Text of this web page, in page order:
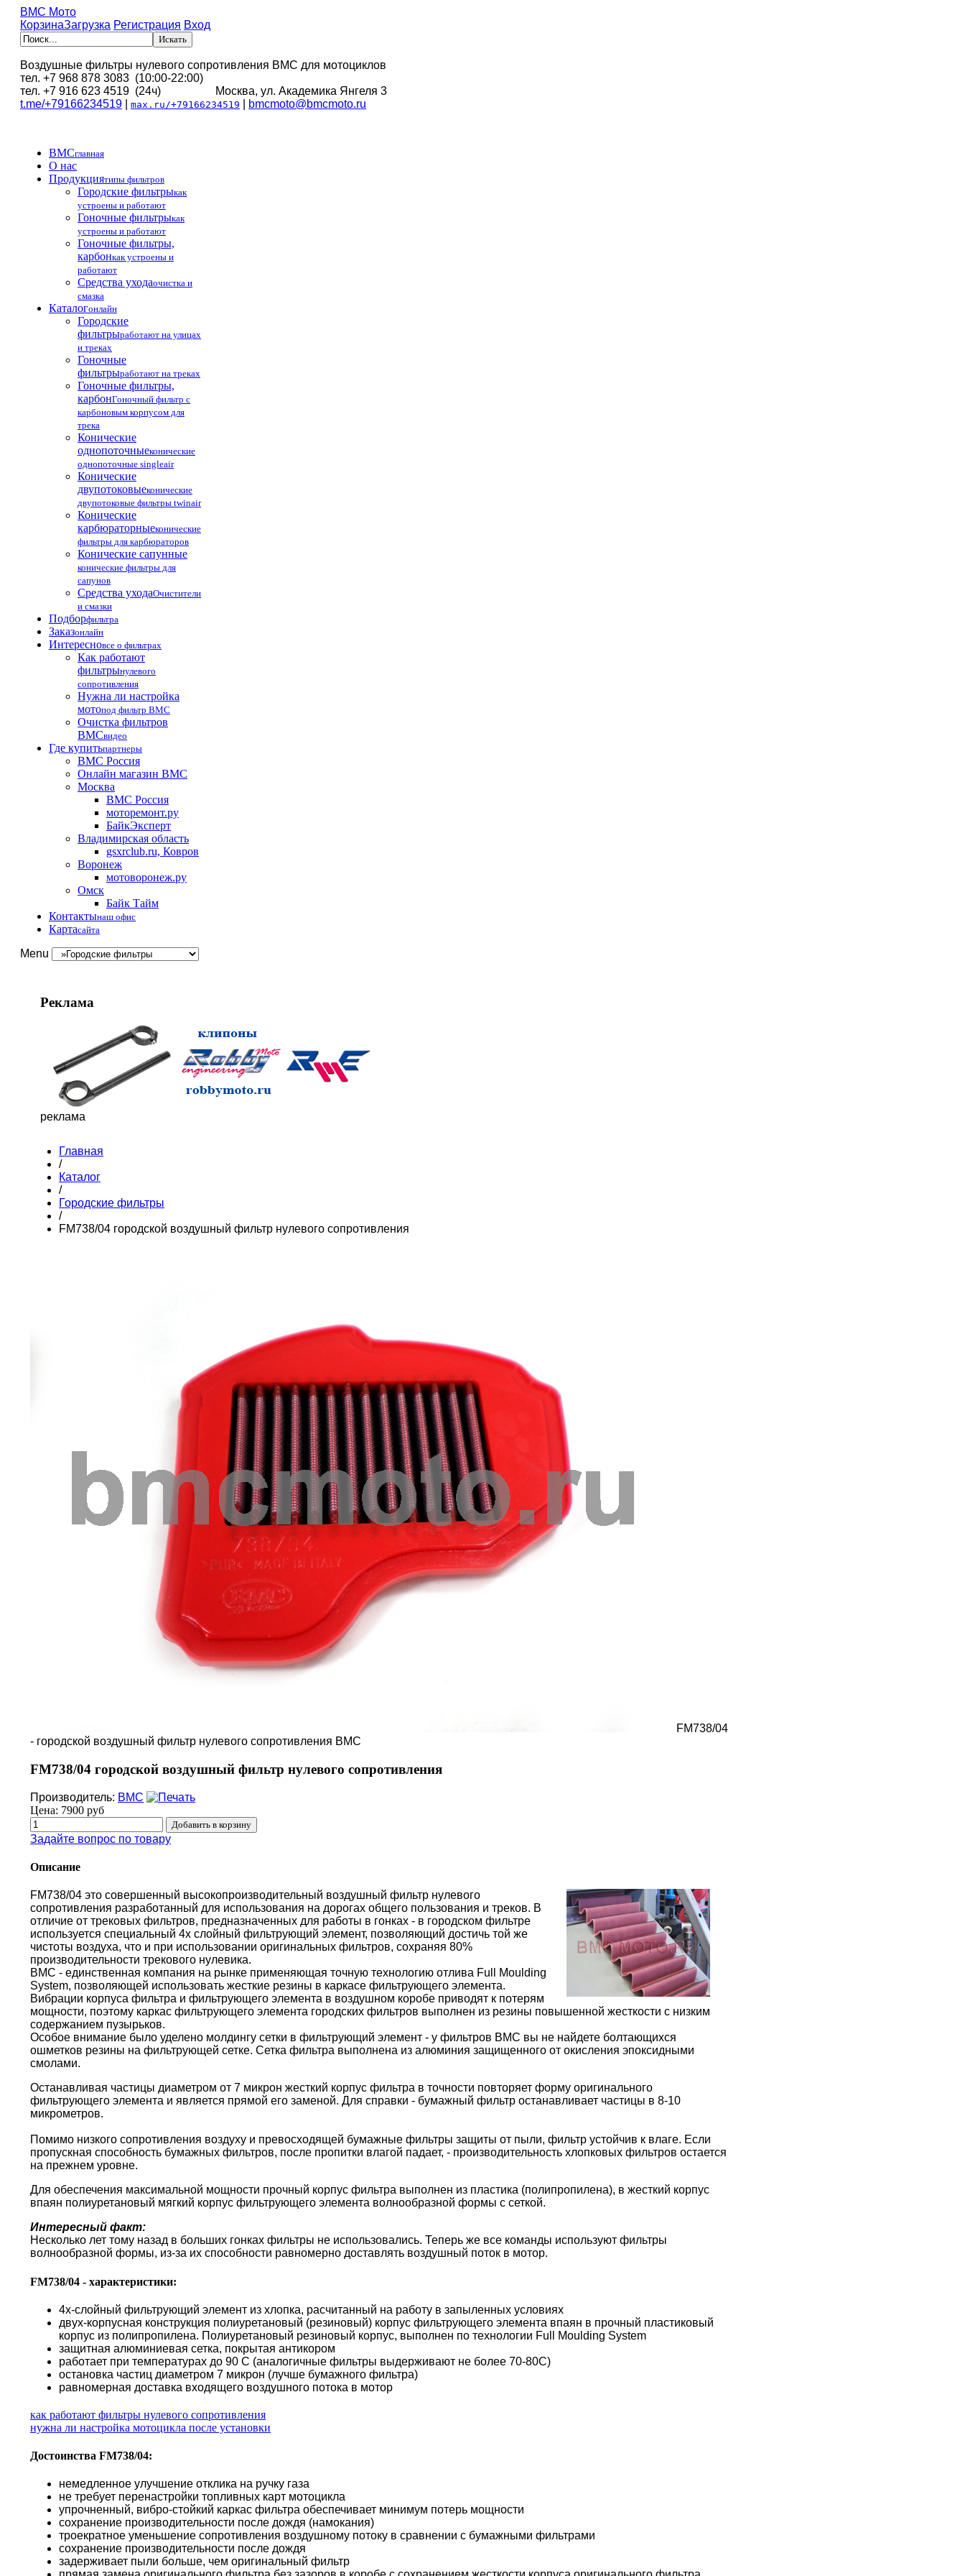
BMC Мото
КорзинаЗагрузка Регистрация Вход
Воздушные фильтры нулевого сопротивления BMC для мотоциклов
тел. +7 968 878 3083 (10:00-22:00)
тел. +7 916 623 4519 (24ч) Москва, ул. Академика Янгеля 3
t.me/+79166234519
max.ru/+79166234519 bmcmoto@bmcmoto.ru
BMCглавная
О нас
Продукциятипы фильтров
Городские фильтрыкак
устроены и работают
Гоночные фильтрыкак
устроены и работают
Гоночные фильтры,
карбонкак устроены и
работают
Средства уходаочистка и
смазка
Каталогонлайн
Городские
фильтрыработают на улицах
и треках
Гоночные
фильтрыработают на треках
Гоночные фильтры,
карбонГоночный фильтр с
карбоновым корпусом для
трека
Конические
однопоточныеконические
однопоточные singleair
Конические
двупотоковыеконические
двупотоковые фильтры twinair
Конические
карбюраторныеконические
фильтры для карбюраторов
Конические сапунные
конические фильтры для
сапунов
Средства уходаОчистители
и смазки
Подборфильтра
Заказонлайн
Интересновсе о фильтрах
Как работают
фильтрынулевого
сопротивления
Нужна ли настройка
мотопод фильтр BMC
Очистка фильтров
BMCвидео
Где купитьпартнеры
BMC Россия
Онлайн магазин BMC
Москва
BMC Россия
моторемонт.ру
БайкЭксперт
Владимирская область
gsxrclub.ru, Ковров
Воронеж
мотоворонеж.ру
Омск
Байк Тайм
Контактынаш офис
Картасайта
Menu
Реклама
реклама
Главная
/
Каталог
/
Городские фильтры
/
FM738/04 городской воздушный фильтр нулевого сопротивления
FM738/04
- городской воздушный фильтр нулевого сопротивления BMC
FM738/04 городской воздушный фильтр нулевого сопротивления
Производитель: BMC
Цена: 7900 руб
Задайте вопрос по товару
Описание
FM738/04 это совершенный высокопроизводительный воздушный фильтр нулевого
сопротивления разработанный для использования на дорогах общего пользования и треков. В
отличие от трековых фильтров, предназначенных для работы в гонках - в городском фильтре
используется специальный 4х слойный фильтрующий элемент, позволяющий достичь той же
чистоты воздуха, что и при использовании оригинальных фильтров, сохраняя 80%
производительности трекового нулевика.
BMC - единственная компания на рынке применяющая точную технологию отлива Full Moulding
System, позволяющей использовать жесткие резины в каркасе фильтрующего элемента.
Вибрации корпуса фильтра и фильтрующего элемента в воздушном коробе приводят к потерям
мощности, поэтому каркас фильтрующего элемента городских фильтров выполнен из резины повышенной жесткости с низким
содержанием пузырьков.
Особое внимание было уделено молдингу сетки в фильтрующий элемент - у фильтров BMC вы не найдете болтающихся
ошметков резины на фильтрующей сетке. Сетка фильтра выполнена из алюминия защищенного от окисления эпоксидными
смолами.
Останавливая частицы диаметром от 7 микрон жесткий корпус фильтра в точности повторяет форму оригинального
фильтрующего элемента и является прямой его заменой. Для справки - бумажный фильтр останавливает частицы в 8-10
микрометров.
Помимо низкого сопротивления воздуху и превосходящей бумажные фильтры защиты от пыли, фильтр устойчив к влаге. Если
пропускная способность бумажных фильтров, после пропитки влагой падает, - производительность хлопковых фильтров остается
на прежнем уровне.
Для обеспечения максимальной мощности прочный корпус фильтра выполнен из пластика (полипропилена), в жесткий корпус
впаян полиуретановый мягкий корпус фильтрующего элемента волнообразной формы с сеткой.
Интересный факт:
Несколько лет тому назад в больших гонках фильтры не использовались. Теперь же все команды используют фильтры
волнообразной формы, из-за их способности равномерно доставлять воздушный поток в мотор.
FM738/04 - характеристики:
4х-слойный фильтрующий элемент из хлопка, расчитанный на работу в запыленных условиях
двух-корпусная конструкция полиуретановый (резиновый) корпус фильтрующего элемента впаян в прочный пластиковый
корпус из полипропилена. Полиуретановый резиновый корпус, выполнен по технологии Full Moulding System
защитная алюминиевая сетка, покрытая антикором
работает при температурах до 90 С (аналогичные фильтры выдерживают не более 70-80С)
остановка частиц диаметром 7 микрон (лучше бумажного фильтра)
равномерная доставка входящего воздушного потока в мотор
как работают фильтры нулевого сопротивления
нужна ли настройка мотоцикла после установки
Достоинства FM738/04:
немедленное улучшение отклика на ручку газа
не требует перенастройки топливных карт мотоцикла
упрочненный, вибро-стойкий каркас фильтра обеспечивает минимум потерь мощности
сохранение производительности после дождя (намокания)
троекратное уменьшение сопротивления воздушному потоку в сравнении с бумажными фильтрами
сохранение производительности после дождя
задерживает пыли больше, чем оригинальный фильтр